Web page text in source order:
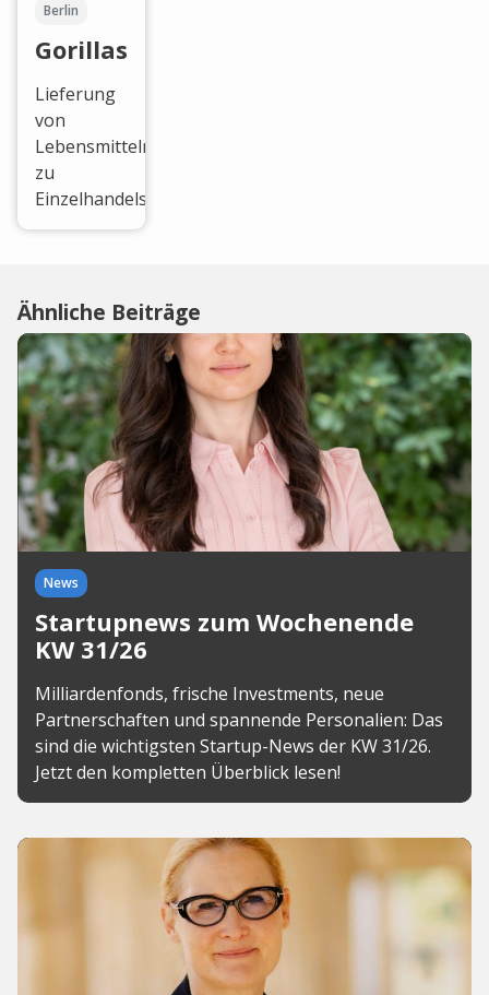
Berlin
Gorillas
Lieferung
von
Lebensmitteln
zu
Einzelhandelspreisen.
Ähnliche Beiträge
News
Startupnews zum Wochenende
KW 31/26
Milliardenfonds, frische Investments, neue
Partnerschaften und spannende Personalien: Das
sind die wichtigsten Startup-News der KW 31/26.
Jetzt den kompletten Überblick lesen!